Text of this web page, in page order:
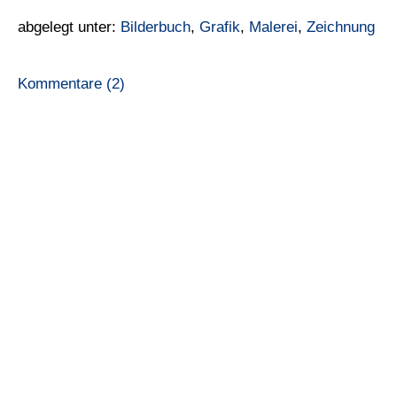
abgelegt unter: Bilderbuch, Grafik, Malerei, Zeichnung
Kommentare (2)